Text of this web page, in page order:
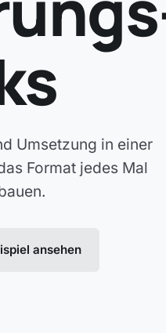
Umsetzung in einer
Format jedes Mal
ansehen